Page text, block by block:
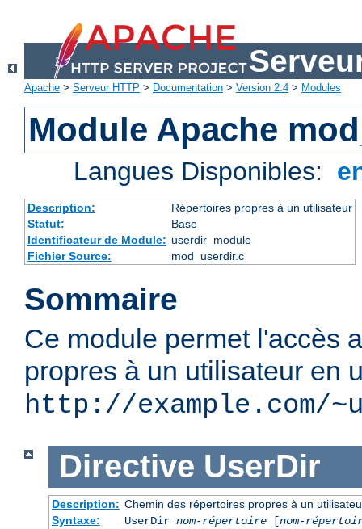
Apache > Serveur HTTP > Documentation > Version 2.4 > Modules
Module Apache
Langues Disponibles:
Description:
Répertoires propres à un utilisateur
Statut:
Base
Identificateur de Module: userdir_module
Fichier Source:
mod_userdir.c
Sommaire
Ce module permet l'accès
propres à un utilisateur en
http://example.com/
Directive UserDir
Description: Chemin des répertoires propres à un
Syntaxe:
UserDir nom-répertoire[nom-